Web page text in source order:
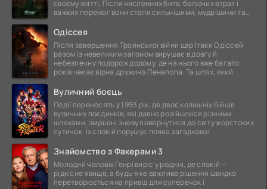
своєму житті. Після численних битв, болючих втрат і
важких перемог вони стали сильнішими, мудрішими та
Одіссея
Після завершення Троянської війни цар Ітаки Одіссей
разом із невеликим загоном вирушає в довгу й
небезпечну подорож додому, де на нього вже багато
років чекає вірна дружина Пенелопа. Та шлях, який
Вуличний боєць
Події переносять у 1993 рік, де двоє колишніх бійців
вуличних поєдинків, які давно розійшлися різними
шляхами, змушені знову повернутися до світу жорстоких
сутичок. Їх спокій порушує поява загадкової
Знайомство з Факерами 3
Молодий чоловік Генрі виріс у родині, де спокій —
рідкісне явище, а будь-яке важливе рішення швидко
перетворюється на привід для суперечок і